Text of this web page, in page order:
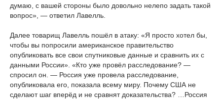
думаю, с вашей стороны было довольно нелепо задать такой
вопрос», — ответил Лавелль.
Далее товарищ Лавелль пошёл в атаку: «Я просто хотел бы,
чтобы вы попросили американское правительство
опубликовать все свои спутниковые данные и сравнить их с
данными России». «Кто уже провёл расследование? —
спросил он. — Россия уже провела расследование,
опубликовала его, показала всему миру. Почему США не
сделают шаг вперёд и не сравнят доказательства? …Россия